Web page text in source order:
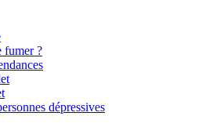
fumer ?
dépressives